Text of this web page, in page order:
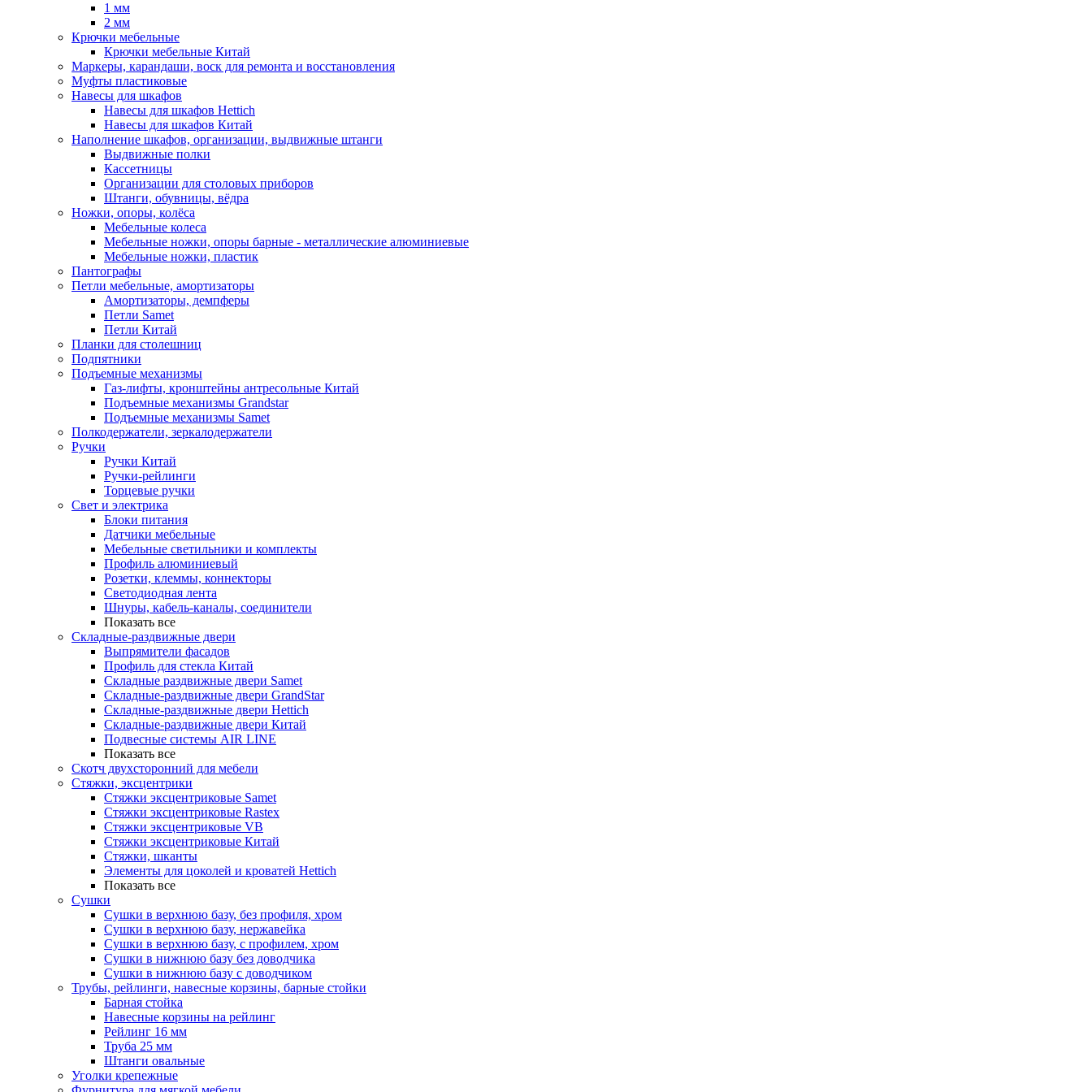
1 мм
2 мм
Крючки мебельные
Крючки мебельные Китай
Маркеры, карандаши, воск для ремонта и восстановления
Муфты пластиковые
Навесы для шкафов
Навесы для шкафов Hettich
Навесы для шкафов Китай
Наполнение шкафов, организации, выдвижные штанги
Выдвижные полки
Кассетницы
Организации для столовых приборов
Штанги, обувницы, вёдра
Ножки, опоры, колёса
Мебельные колеса
Мебельные ножки, опоры барные - металлические алюминиевые
Мебельные ножки, пластик
Пантографы
Петли мебельные, амортизаторы
Амортизаторы, демпферы
Петли Samet
Петли Китай
Планки для столешниц
Подпятники
Подъемные механизмы
Газ-лифты, кронштейны антресольные Китай
Подъемные механизмы Grandstar
Подъемные механизмы Samet
Полкодержатели, зеркалодержатели
Ручки
Ручки Китай
Ручки-рейлинги
Торцевые ручки
Свет и электрика
Блоки питания
Датчики мебельные
Мебельные светильники и комплекты
Профиль алюминиевый
Розетки, клеммы, коннекторы
Светодиодная лента
Шнуры, кабель-каналы, соединители
Показать все
Складные-раздвижные двери
Выпрямители фасадов
Профиль для стекла Китай
Складные раздвижные двери Samet
Складные-раздвижные двери GrandStar
Складные-раздвижные двери Hettich
Складные-раздвижные двери Китай
Подвесные системы AIR LINE
Показать все
Скотч двухсторонний для мебели
Стяжки, эксцентрики
Cтяжки эксцентриковые Samet
Стяжки эксцентриковые Rastex
Стяжки эксцентриковые VB
Стяжки эксцентриковые Китай
Стяжки, шканты
Элементы для цоколей и кроватей Hettich
Показать все
Сушки
Сушки в верхнюю базу, без профиля, хром
Сушки в верхнюю базу, нержавейка
Сушки в верхнюю базу, с профилем, хром
Сушки в нижнюю базу без доводчика
Сушки в нижнюю базу с доводчиком
Трубы, рейлинги, навесные корзины, барные стойки
Барная стойка
Навесные корзины на рейлинг
Рейлинг 16 мм
Труба 25 мм
Штанги овальные
Уголки крепежные